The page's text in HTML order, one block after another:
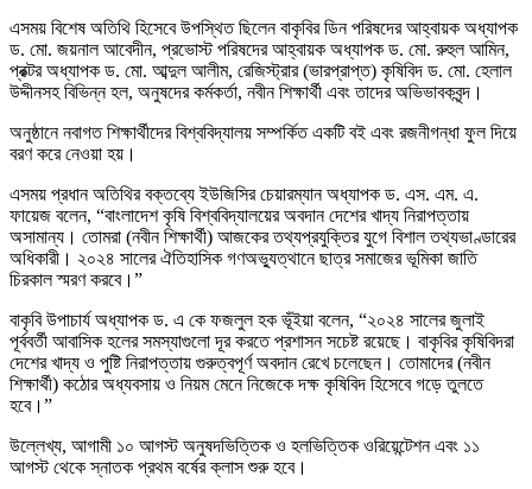
এসময় বিশেষ অতিথি হিসেবে উপস্থিত ছিলেন বাকৃবির ডিন পরিষদের আহ্বায়ক অধ্যাপক
ড. মো. জয়নাল আবেদীন, প্রভোস্ট পরিষদের আহ্বায়ক অধ্যাপক ড. মো. রুহুল আমিন,
প্রক্টর অধ্যাপক ড. মো. আব্দুল আলীম, রেজিস্ট্রার (ভারপ্রাপ্ত) কৃষিবিদ ড. মো. হেলাল
উদ্দীনসহ বিভিন্ন হল, অনুষদের কর্মকর্তা, নবীন শিক্ষার্থী এবং তাদের অভিভাবকবৃন্দ।
অনুষ্ঠানে নবাগত শিক্ষার্থীদের বিশ্ববিদ্যালয় সম্পর্কিত একটি বই এবং রজনীগন্ধা ফুল দিয়ে
বরণ করে নেওয়া হয়।
এসময় প্রধান অতিথির বক্তব্যে ইউজিসির চেয়ারম্যান অধ্যাপক ড. এস. এম. এ.
ফায়েজ বলেন, “বাংলাদেশ কৃষি বিশ্ববিদ্যালয়ের অবদান দেশের খাদ্য নিরাপত্তায়
অসামান্য। তোমরা (নবীন শিক্ষার্থী) আজকের তথ্যপ্রযুক্তির যুগে বিশাল তথ্যভাণ্ডারের
অধিকারী। ২০২৪ সালের ঐতিহাসিক গণঅভ্যুত্থানে ছাত্র সমাজের ভূমিকা জাতি
চিরকাল স্মরণ করবে।”
বাকৃবি উপাচার্য অধ্যাপক ড. এ কে ফজলুল হক ভূঁইয়া বলেন, “২০২৪ সালের জুলাই
পূর্ববর্তী আবাসিক হলের সমস্যাগুলো দূর করতে প্রশাসন সচেষ্ট রয়েছে। বাকৃবির কৃষিবিদরা
দেশের খাদ্য ও পুষ্টি নিরাপত্তায় গুরুত্বপূর্ণ অবদান রেখে চলেছেন। তোমাদের (নবীন
শিক্ষার্থী) কঠোর অধ্যবসায় ও নিয়ম মেনে নিজেকে দক্ষ কৃষিবিদ হিসেবে গড়ে তুলতে
হবে।”
উল্লেখ্য, আগামী ১০ আগস্ট অনুষদভিত্তিক ও হলভিত্তিক ওরিয়েন্টেশন এবং ১১
আগস্ট থেকে স্নাতক প্রথম বর্ষের ক্লাস শুরু হবে।